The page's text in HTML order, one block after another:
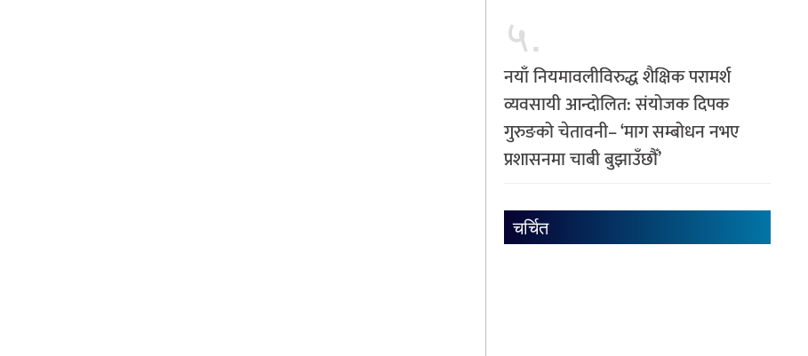
५.
नयाँ नियमावलीविरुद्ध शैक्षिक परामर्श
व्यवसायी आन्दोलित: संयोजक दिपक
गुरुङको चेतावनी– ‘माग सम्बोधन नभए
प्रशासनमा चाबी बुझाउँछौँ’
चर्चित